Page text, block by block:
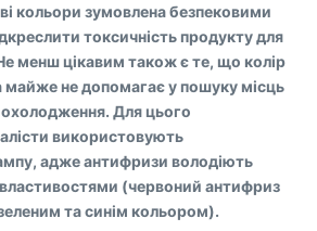
кольори зумовлена безпековими
токсичність продукту для
менш цікавим також є те, що колір
майже не допомагає у пошуку місць
Для цього
використовують
адже антифризи володіють
(червоний антифриз
та синім кольором).